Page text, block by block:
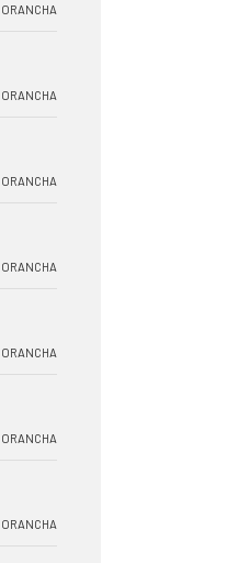
ORANCHA
ORANCHA
ORANCHA
ORANCHA
ORANCHA
ORANCHA
ORANCHA